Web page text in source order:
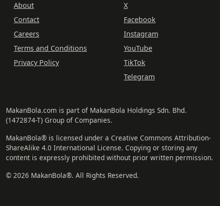
About
Contact
Careers
Terms and Conditions
Privacy Policy
X
Facebook
Instagram
YouTube
TikTok
Telegram
MakanBola.com is part of MakanBola Holdings Sdn. Bhd.
(1472874-T) Group of Companies.
MakanBola® is licensed under a Creative Commons Attribution-
ShareAlike 4.0 International License. Copying or storing any
content is expressly prohibited without prior written permission.
© 2026 MakanBola®. All Rights Reserved.